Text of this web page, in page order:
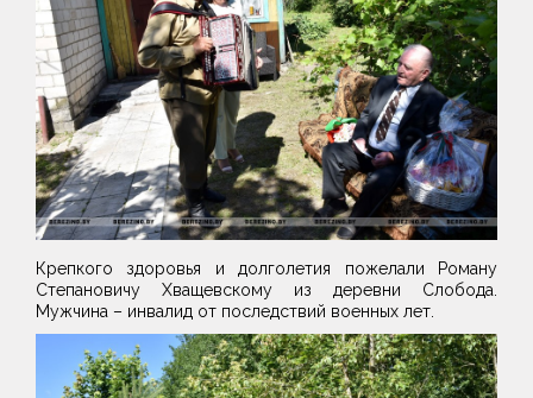
Крепкого здоровья и долголетия пожелали Роману
Степановичу Хващевскому из деревни Слобода.
Мужчина – инвалид от последствий военных лет.